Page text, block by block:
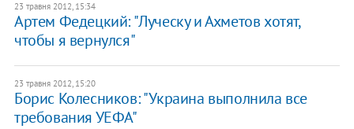
23 травня 2012, 15:34
Артем Федецкий: "Луческу и Ахметов хотят,
чтобы я вернулся"
23 травня 2012, 15:20
Борис Колесников: "Украина выполнила все
требования УЕФА"